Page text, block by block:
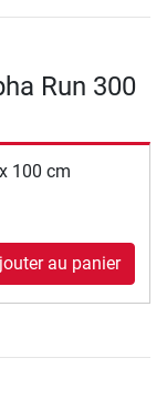
Run 300
100 cm
au panier